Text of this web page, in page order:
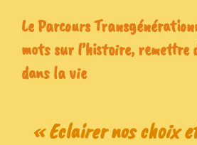
Le Parcours
mots sur l’histoire, remettre
dans la vie
« Eclairer nos choix